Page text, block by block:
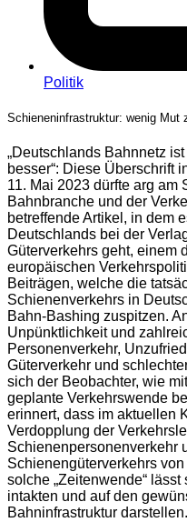
Politik
Schieneninfrastruktur: wenig Mut
„Deutschlands Bahnnetz
besser“: Diese Überschrift
11. Mai 2023 dürfte arg am
Bahnbranche und der
betreffende Artikel, in dem
Deutschlands bei der
Güterverkehrs geht, einem
europäischen
Beiträgen, welche die
Schienenverkehrs in
Bahn-Bashing zuspitzen.
Unpünktlichkeit und
Personenverkehr,
Güterverkehr und
sich der Beobachter, wie
geplante Verkehrswende
erinnert, dass im aktuellen
Verdopplung der
Schienenpersonenverkehr
Schienengüterverkehrs
solche „Zeitenwende“
intakten und auf den
Bahninfrastruktur darstellen.